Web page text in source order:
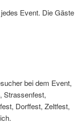
Event. Die Gäste
bei dem Event,
Strassenfest,
Dorffest, Zeltfest,